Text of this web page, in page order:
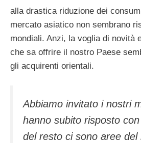
alla drastica riduzione dei
mercato asiatico non sembrano
mondiali. Anzi, la voglia di novità
che sa offrire il nostro Paese
gli acquirenti orientali.
Abbiamo invitato i nostri
hanno subito risposto
del resto ci sono aree